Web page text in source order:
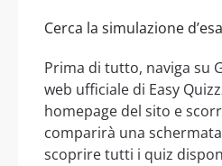
Cerca la simulazione
Prima di tutto, naviga su
web ufficiale di Easy
homepage del sito e
comparirà una
scoprire tutti i quiz